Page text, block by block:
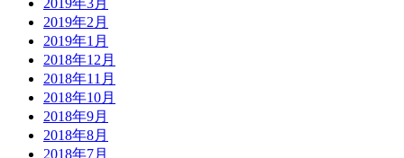
2019年3月
2019年2月
2019年1月
2018年12月
2018年11月
2018年10月
2018年9月
2018年8月
2018年7月